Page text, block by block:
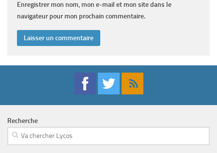
Enregistrer mon nom, mon e-mail et mon site dans le
navigateur pour mon prochain commentaire.
Recherche